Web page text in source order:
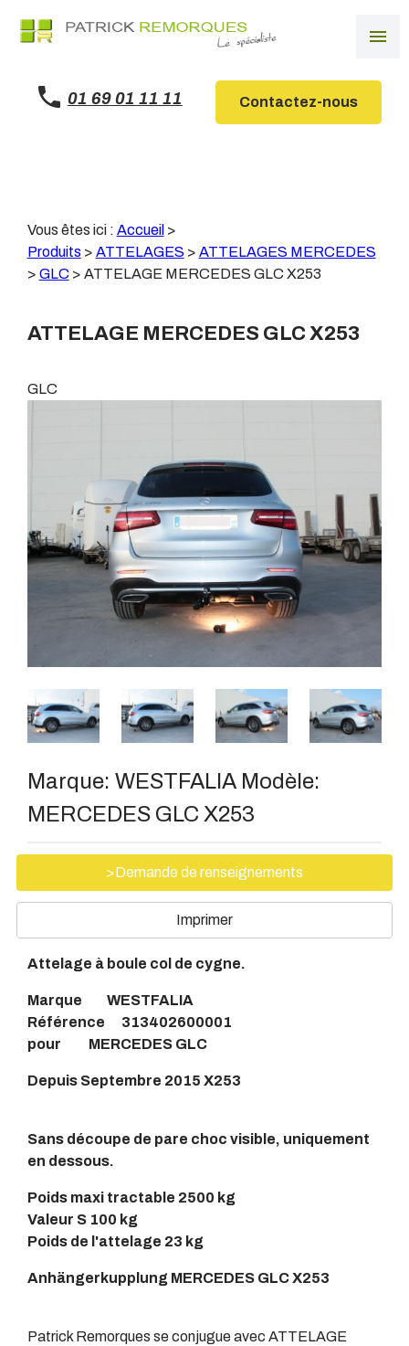
menu
01 69 01 11 11 Contactez-nous
Vous êtes ici : Accueil >
Produits > ATTELAGES > ATTELAGES MERCEDES
> GLC > ATTELAGE MERCEDES GLC X253
ATTELAGE MERCEDES GLC X253
GLC
Marque: WESTFALIA Modèle:
MERCEDES GLC X253
>Demande de renseignements
Imprimer
Attelage à boule col de cygne.
Marque WESTFALIA
Référence 313402600001
pour MERCEDES GLC
Depuis Septembre 2015 X253
Sans découpe de pare choc visible, uniquement
en dessous.
Poids maxi tractable 2500 kg
Valeur S 100 kg
Poids de l'attelage 23 kg
Anhängerkupplung MERCEDES GLC X253
Patrick Remorques se conjugue avec ATTELAGE